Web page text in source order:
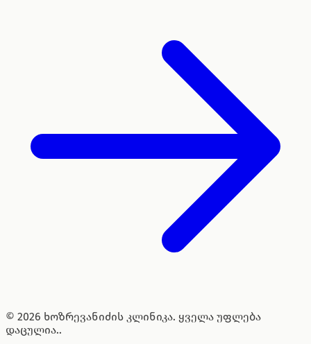
© 2026 ხოზრევანიძის კლინიკა. ყველა უფლება
დაცულია..